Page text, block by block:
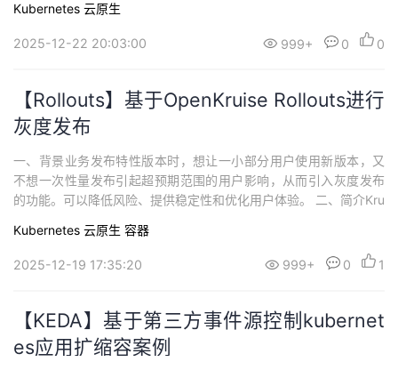
用。 2. 简介OpenKruise 的原地升级（In-Place Update）是一种更
新策略，允许在...
Kubernetes 云原生
2025-12-22 20:03:00 999+ 0 0
【Rollouts】基于OpenKruise Rollouts进行
灰度发布
一、背景业务发布特性版本时，想让一小部分用户使用新版本，又
不想一次性量发布引起超预期范围的用户影响，从而引入灰度发布
的功能。可以降低风险、提供稳定性和优化用户体验。 二、简介Kru
。支持金丝雀、蓝绿、多批次和A/B测试交付模式，同时它兼容 Gat
eway API 和各种Ingress 实现。丰富的发布策...
Kubernetes 云原生 容器
2025-12-19 17:35:20 999+ 0 1
【KEDA】基于第三方事件源控制kubernet
es应用扩缩容案例